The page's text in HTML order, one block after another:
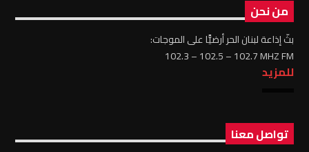
من نحن
بثّ إذاعة لبنان الحر أرضيًّا على الموجات:
102.3 – 102.5 – 102.7 MHZ FM
للمزيد
تواصل معنا